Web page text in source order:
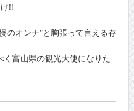
!!
のオンナ”と胸張って言える存
く富山県の観光大使になりた